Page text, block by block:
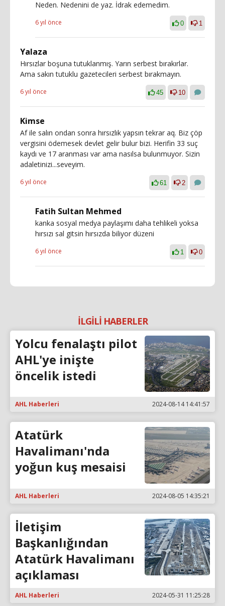
Neden. Nedenini de yaz. İdrak edemedim.
6 yıl önce 0 1
Yalaza
Hırsızlar boşuna tutuklanmış. Yarın serbest bırakırlar.
Ama sakın tutuklu gazetecileri serbest bırakmayın.
6 yıl önce 45 10
Kimse
Af ile salın ondan sonra hırsızlık yapsın tekrar aq. Biz çöp
vergisini ödemesek devlet gelir bulur bizi. Herifin 33 suç
kaydı ve 17 aranması var ama nasılsa bulunmuyor. Sizin
adaletinizi...seveyim.
6 yıl önce 61 2
Fatih Sultan Mehmed
kanka sosyal medya paylaşımı daha tehlikeli yoksa
hırsızı sal gitsin hırsızda biliyor düzeni
6 yıl önce 1 0
İLGİLİ HABERLER
Yolcu fenalaştı pilot
AHL'ye inişte
öncelik istedi
AHL Haberleri 2024-08-14 14:41:57
Atatürk
Havalimanı'nda
yoğun kuş mesaisi
AHL Haberleri 2024-08-05 14:35:21
İletişim
Başkanlığından
Atatürk Havalimanı
açıklaması
AHL Haberleri 2024-05-31 11:25:28